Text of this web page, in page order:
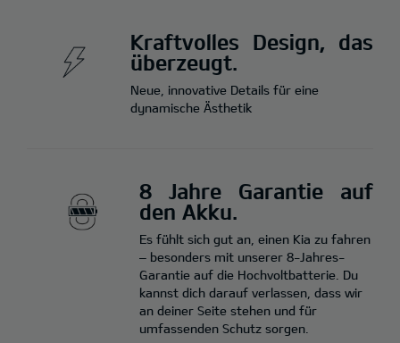
Kraftvolles Design, das
überzeugt.
Neue, innovative Details für eine
dynamische Ästhetik
8 Jahre Garantie auf
den Akku.
Es fühlt sich gut an, einen Kia zu fahren
– besonders mit unserer 8-Jahres-
Garantie auf die Hochvoltbatterie. Du
kannst dich darauf verlassen, dass wir
an deiner Seite stehen und für
umfassenden Schutz sorgen.